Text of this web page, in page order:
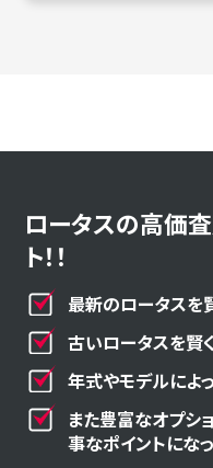
ロータスの高価
ト！！
最新のロータスを
古いロータスを賢
年式やモデルによ
また豊富なオプシ
事なポイントになっ